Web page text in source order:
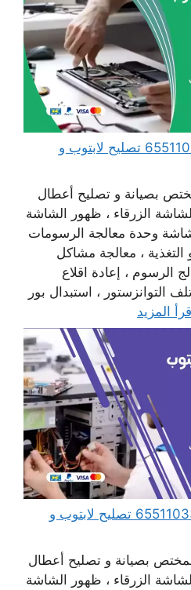
مهندس كمبيوتر الزور 65511033 تصليح لابتوب و
بصيانة و تصليح أعطال
الزرقاء ، ظهور الشاشة
وحدة معالجة الرسومات
، معالجة مشاكل
الرسوم ، إعادة اقلاع
التوانزستور ، استبدال بور
المزيد
مهندس كمبيوتر صبحان 65511033 تصليح لابتوب و
بصيانة و تصليح أعطال
الزرقاء ، ظهور الشاشة